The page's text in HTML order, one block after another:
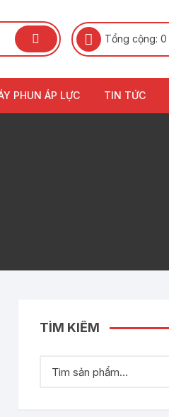
Tổng cộng: 0
PHUN ÁP LỰC TIN TỨC
TÌM KIẾM